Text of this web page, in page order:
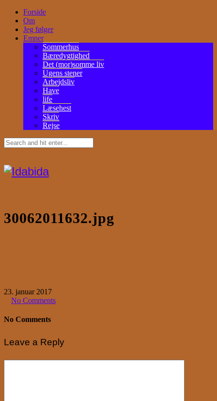
Forside
Om
Jeg følger
Emner
Sommerhus
Bæredygtighed
Det (mor)somme liv
Ugens stener
Arbejdsliv
Have
life
Læsehest
Skriv
Rejse
30062011632.jpg
23. januar 2017
No Comments
No Comments
Leave a Reply